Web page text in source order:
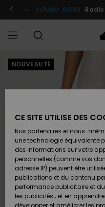
l'information
le
Se connecter / s'inscrire
YOUNG GUNS
HOMME
& Tongs
Surf
& Tongs
Surf
FEMME
Shop
A
Snow
SURF
Surf
Shop
Homme
Surf
Shop
Enfant
SNOW
Snow
Shop
Homme
Snow
Shop
Enfant
Snow
Shop
Femme
OUTLET
Outlet
Homme
Enfant
Outlet
Femme
Accéder à
ma
commande
Retours
Paiement
Carte
Cadeau
NOUVEAUTÉ
CE SITE UTILISE DES
Nos partenaires et nous-
une technologie équivalente
des informations sur votre
personnelles (comme vos
adresse IP) peuvent être
publications et du contenu
performance publicitaire et
les publicités ; et en
développer et améliorer les